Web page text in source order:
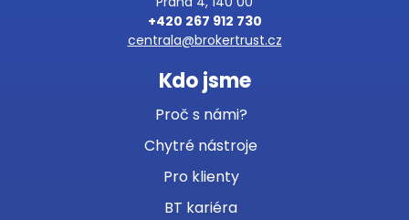
+420 267 912 730
centrala@brokertrust.cz
Kdo jsme
Proč s námi?
Chytré nástroje
Pro klienty
BT kariéra